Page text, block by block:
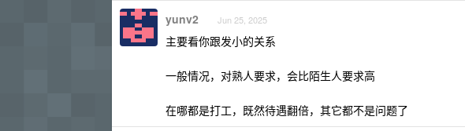
yunv2 Jun 25, 2025
主要看你跟发小的关系
一般情况，对熟人要求，会比陌生人要求高
在哪都是打工，既然待遇翻倍，其它都不是问题了